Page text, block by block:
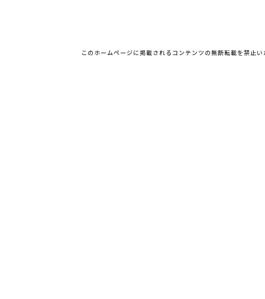
このホームページに掲載されるコンテンツの無断転載を禁止い